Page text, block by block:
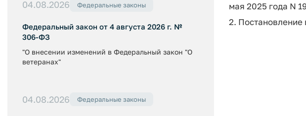
04.08.2026 Федеральные законы
Федеральный закон от 4 августа 2026 г. №
306-ФЗ
"О внесении изменений в Федеральный закон "О
ветеранах"
04.08.2026 Федеральные законы
мая 2025 года N
2. Постановление